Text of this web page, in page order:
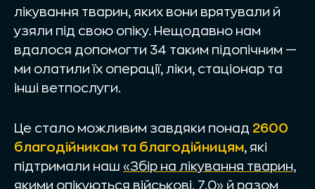
лікування тварин, яких вони врятували й
узяли під свою опіку. Нещодавно нам
вдалося допомогти 34 таким підопічним —
ми олатили їх операції, ліки, стаціонар та
інші ветпослуги.
Це стало можливим завдяки понад 2600
благодійникам та благодійницям , які
підтримали наш «Збір на лікування тварин,
якими опікуються військові, 7.0» й разом